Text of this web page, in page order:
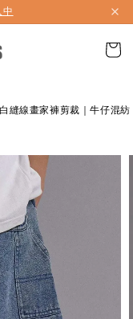
｜ 3%購物金
縫線畫家褲剪裁｜牛仔混紡